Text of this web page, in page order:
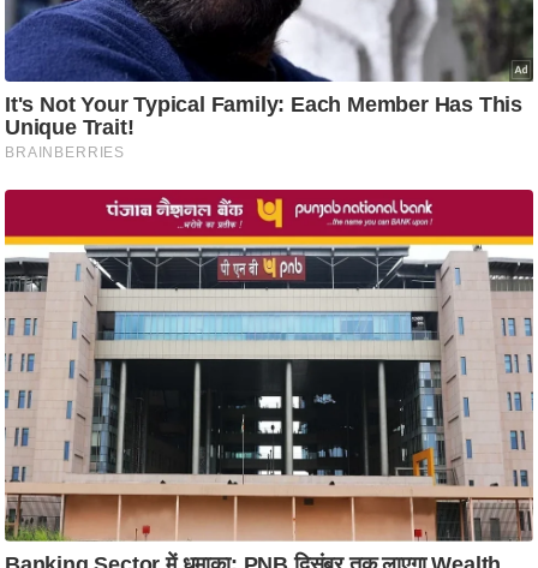
ने
स
त्रा
रि
श
न
शि
प
रा
ज
नी
ति
श्ले
ष
ण